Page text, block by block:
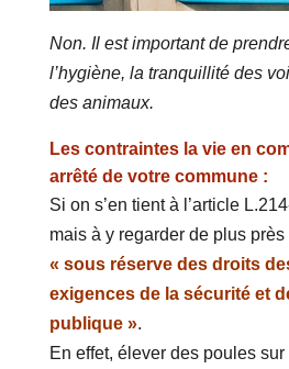
Non. Il est important de
l’hygiène, la tranquillité des
des animaux.
Les contraintes la vie en
arrêté de votre commune :
Si on s’en tient à l’article
mais à y regarder de plus
« sous réserve des droits
exigences de la sécurité et
publique ».
En effet, élever des poules